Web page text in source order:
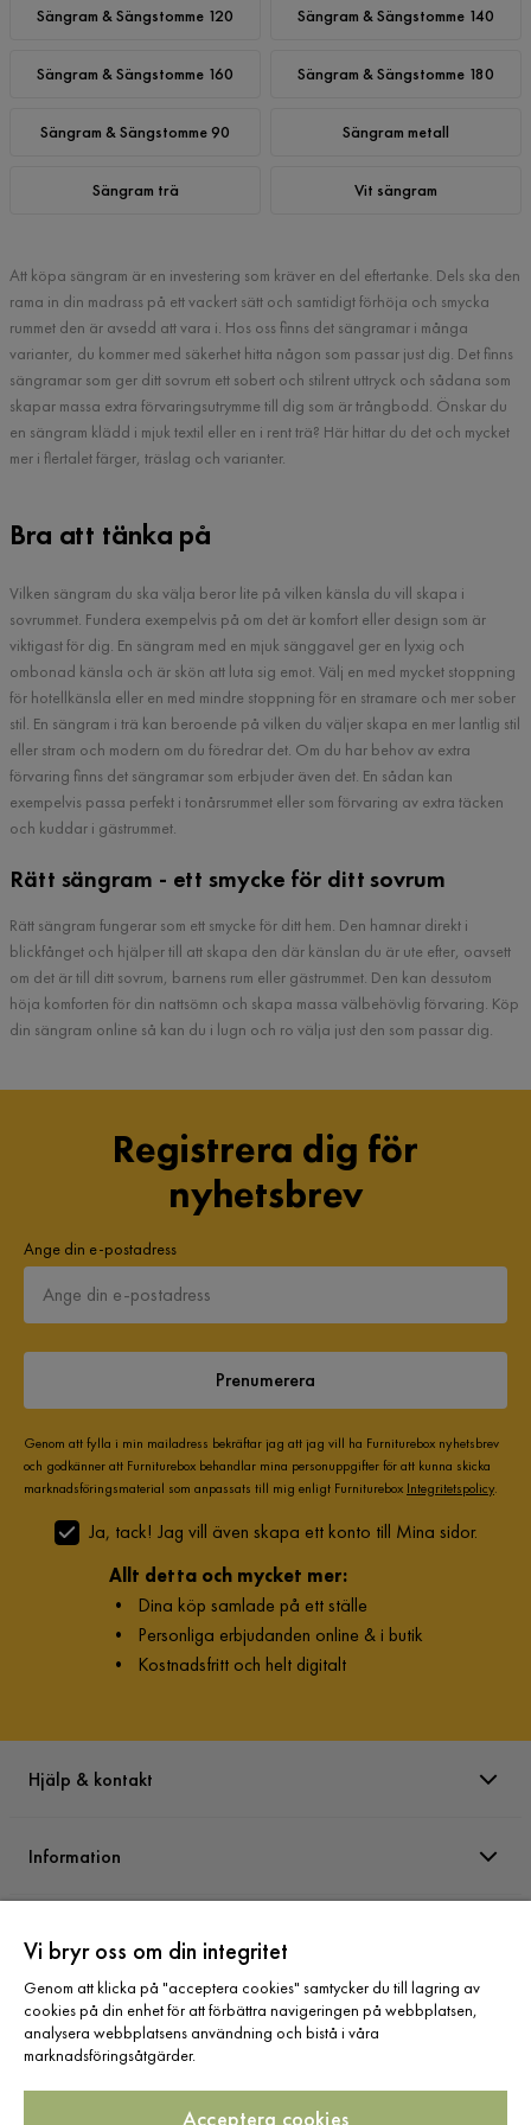
Sängram & Sängstomme 120 Sängram & Sängstomme 140
Sängram & Sängstomme 160 Sängram & Sängstomme 180
Sängram & Sängstomme 90 Sängram metall
Sängram trä Vit sängram
Att köpa sängram är en investering som kräver en del eftertanke. Dels ska den
rama in din madrass på ett vackert sätt och samtidigt förhöja och smycka
rummet den är avsedd att vara i. Hos oss finns det sängramar i många
varianter, du kommer med säkerhet hitta någon som passar just dig. Det finns
sängramar som ger ditt sovrum ett sobert och stilrent uttryck och sådana som
skapar massa extra förvaringsutrymme till dig som är trångbodd. Önskar du
en sängram klädd i mjuk textil eller en i rent trä? Här hittar du det och mycket
mer i flertalet färger, träslag och varianter.
Bra att tänka på
Vilken sängram du ska välja beror lite på vilken känsla du vill skapa i
sovrummet. Fundera exempelvis på om det är komfort eller design som är
viktigast för dig. En sängram med en mjuk sänggavel ger en lyxig och
ombonad känsla och är skön att luta sig emot. Välj en med mycket stoppning
för hotellkänsla eller en med mindre stoppning för en stramare och mer sober
stil. En sängram i trä kan beroende på vilken du väljer skapa en mer lantlig stil
eller stram och modern om du föredrar det. Om du har behov av extra
förvaring finns det sängramar som erbjuder även det. En sådan kan
exempelvis passa perfekt i tonårsrummet eller som förvaring av extra täcken
och kuddar i gästrummet.
Rätt sängram - ett smycke för ditt sovrum
Rätt sängram fungerar som ett smycke för ditt hem. Den hamnar direkt i
blickfånget och hjälper till att skapa den där känslan du är ute efter, oavsett
om det är till ditt sovrum, barnens rum eller gästrummet. Den kan dessutom
höja komforten för din nattsömn och skapa massa välbehövlig förvaring. Köp
din sängram online så kan du i lugn och ro välja just den som passar dig.
Registrera dig för
nyhetsbrev
Ange din e-postadress
Prenumerera
Genom att fylla i min mailadress bekräftar jag att jag vill ha Furniturebox nyhetsbrev
och godkänner att Furniturebox behandlar mina personuppgifter för att kunna skicka
marknadsföringsmaterial som anpassats till mig enligt Furniturebox Integritetspolicy.
Ja, tack! Jag vill även skapa ett konto till Mina sidor.
Allt detta och mycket mer:
• Dina köp samlade på ett ställe
• Personliga erbjudanden online & i butik
• Kostnadsfritt och helt digitalt
Hjälp & kontakt
Information
Sortiment
Vi bryr oss om din integritet
Genom att klicka på "acceptera cookies" samtycker du till lagring av
cookies på din enhet för att förbättra navigeringen på webbplatsen,
analysera webbplatsens användning och bistå i våra
marknadsföringsåtgärder.
Acceptera cookies